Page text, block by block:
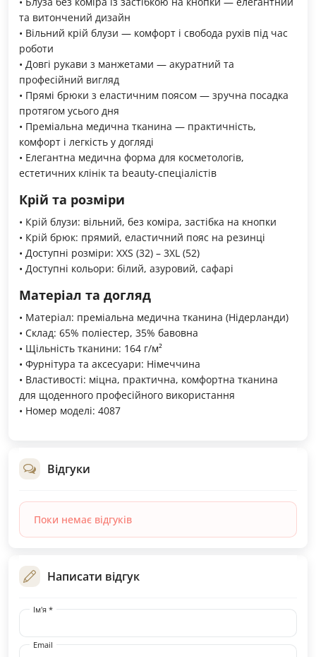
та витончений дизайн
• Вільний крій блузи — комфорт і свобода рухів під час
роботи
• Довгі рукави з манжетами — акуратний та
професійний вигляд
• Прямі брюки з еластичним поясом — зручна посадка
протягом усього дня
• Преміальна медична тканина — практичність,
комфорт і легкість у догляді
• Елегантна медична форма для косметологів,
естетичних клінік та beauty-спеціалістів
Крій та розміри
• Крій блузи: вільний, без коміра, застібка на кнопки
• Крій брюк: прямий, еластичний пояс на резинці
• Доступні розміри: XXS (32) – 3XL (52)
• Доступні кольори: білий, азуровий, сафарі
Матеріал та догляд
• Матеріал: преміальна медична тканина (Нідерланди)
• Склад: 65% поліестер, 35% бавовна
• Щільність тканини: 164 г/м²
• Фурнітура та аксесуари: Німеччина
• Властивості: міцна, практична, комфортна тканина
для щоденного професійного використання
• Номер моделі: 4087
Відгуки
Поки немає відгуків
Написати відгук
Ім'я *
Email